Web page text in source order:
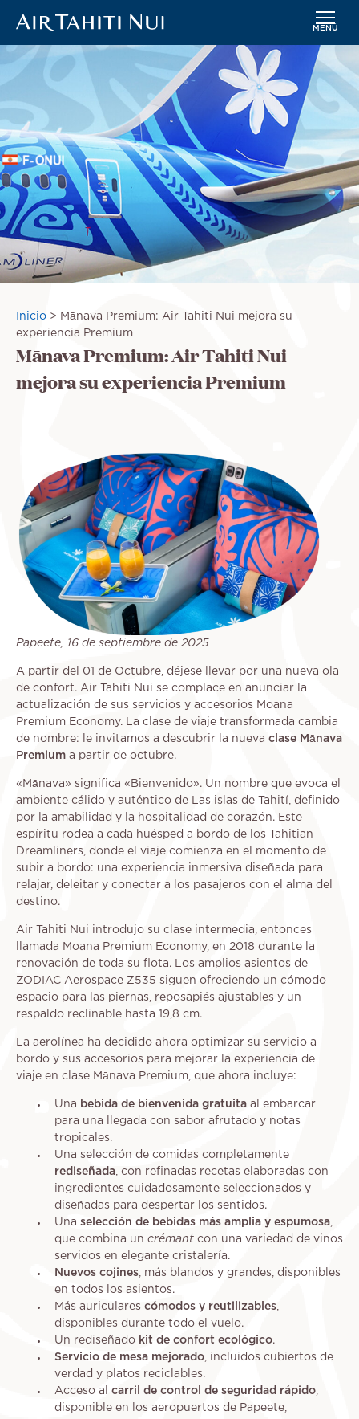
principal
MENÚ
Imagen
Sobrescribir
enlaces
de
a
Inicio
Mānava Premium: Air Tahiti Nui mejora su
experiencia Premium
Mānava Premium: Air Tahiti Nui
mejora su experiencia Premium
Papeete, 16 de septiembre de 2025
A partir del 01 de Octubre, déjese llevar por una nueva ola
de confort. Air Tahiti Nui se complace en anunciar la
actualización de sus servicios y accesorios Moana
Premium Economy. La clase de viaje transformada cambia
de nombre: le invitamos a descubrir la nueva clase Mānava
Premium a partir de octubre.
«Mānava» significa «Bienvenido». Un nombre que evoca el
ambiente cálido y auténtico de Las islas de Tahití, definido
por la amabilidad y la hospitalidad de corazón. Este
espíritu rodea a cada huésped a bordo de los Tahitian
Dreamliners, donde el viaje comienza en el momento de
subir a bordo: una experiencia inmersiva diseñada para
relajar, deleitar y conectar a los pasajeros con el alma del
destino.
Air Tahiti Nui introdujo su clase intermedia, entonces
llamada Moana Premium Economy, en 2018 durante la
renovación de toda su flota. Los amplios asientos de
ZODIAC Aerospace Z535 siguen ofreciendo un cómodo
espacio para las piernas, reposapiés ajustables y un
respaldo reclinable hasta 19,8 cm.
La aerolínea ha decidido ahora optimizar su servicio a
bordo y sus accesorios para mejorar la experiencia de
viaje en clase Mānava Premium, que ahora incluye:
Una bebida de bienvenida gratuita al embarcar
para una llegada con sabor afrutado y notas
tropicales.
Una selección de comidas completamente
rediseñada , con refinadas recetas elaboradas con
ingredientes cuidadosamente seleccionados y
diseñadas para despertar los sentidos.
Una selección de bebidas más amplia y espumosa
que combina un crémant con una variedad de vinos
servidos en elegante cristalería.
Nuevos cojines , más blandos y grandes, disponibles
en todos los asientos.
Más auriculares cómodos y reutilizables
disponibles durante todo el vuelo.
Un rediseñado kit de confort ecológico.
Servicio de mesa mejorado , incluidos cubiertos de
verdad y platos reciclables.
Acceso al carril de control de seguridad rápido
disponible en los aeropuertos de Papeete,